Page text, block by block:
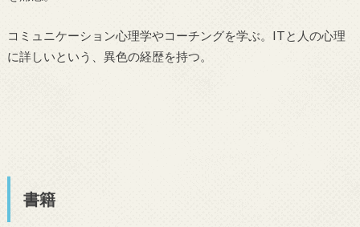
コミュニケーション心理学やコーチングを学ぶ。ITと人の心理
に詳しいという、異色の経歴を持つ。
書籍